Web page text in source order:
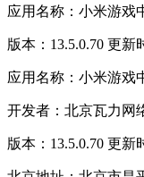
应用名称：小米游戏
版本：13.5.0.70 更新
应用名称：小米游戏
开发者：北京瓦力网
版本：13.5.0.70 更新